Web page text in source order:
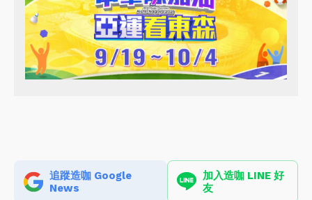
追蹤造咖 Google
News
加入造咖 LINE 好
友